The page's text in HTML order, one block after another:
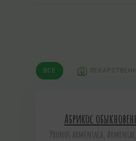
ВСЕ
Абрикос
Prunus armeniaca,